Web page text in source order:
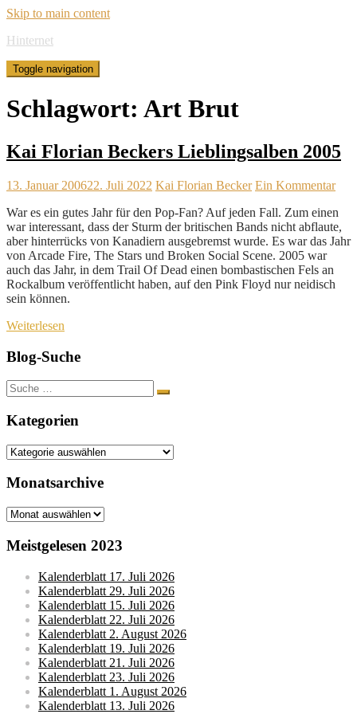
Skip to main content
Hinternet
Toggle navigation
Schlagwort: Art Brut
Kai Florian Beckers Lieblingsalben 2005
13. Januar 200622. Juli 2022 Kai Florian Becker Ein Kommentar
War es ein gutes Jahr für den Pop-Fan? Auf jeden Fall. Zum einen
war interessant, dass der Sturm der britischen Bands nicht abflaute,
aber hinterrücks von Kanadiern ausgebremst wurde. Es war das Jahr
von Arcade Fire, The Stars und Broken Social Scene. 2005 war
auch das Jahr, in dem Trail Of Dead einen bombastischen Fels an
Rockalbum veröffentlicht haben, auf den Pink Floyd nur neidisch
sein können.
Weiterlesen
Blog-Suche
Suche
nach:
Kategorien
Kategorien
Monatsarchive
Monatsarchive
Meistgelesen 2023
Kalenderblatt 17. Juli 2026
Kalenderblatt 29. Juli 2026
Kalenderblatt 15. Juli 2026
Kalenderblatt 22. Juli 2026
Kalenderblatt 2. August 2026
Kalenderblatt 19. Juli 2026
Kalenderblatt 21. Juli 2026
Kalenderblatt 23. Juli 2026
Kalenderblatt 1. August 2026
Kalenderblatt 13. Juli 2026